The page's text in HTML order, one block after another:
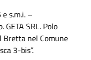
s.m.i. –
SRL. Polo
Bretta nel Comune
3-bis”.